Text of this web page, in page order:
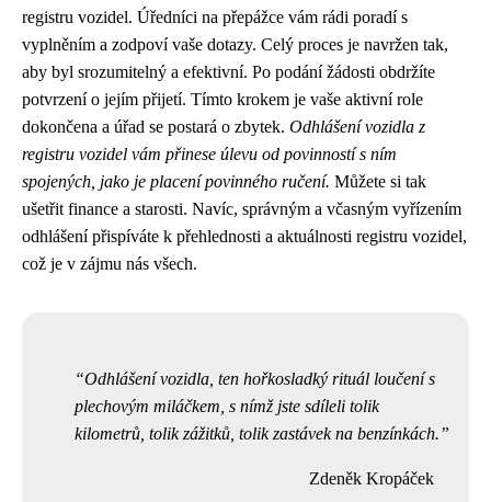
registru vozidel. Úředníci na přepážce vám rádi poradí s
vyplněním a zodpoví vaše dotazy. Celý proces je navržen tak,
aby byl srozumitelný a efektivní. Po podání žádosti obdržíte
potvrzení o jejím přijetí. Tímto krokem je vaše aktivní role
dokončena a úřad se postará o zbytek. Odhlášení vozidla z
registru vozidel vám přinese úlevu od povinností s ním
spojených, jako je placení povinného ručení. Můžete si tak
ušetřit finance a starosti. Navíc, správným a včasným vyřízením
odhlášení přispíváte k přehlednosti a aktuálnosti registru vozidel,
což je v zájmu nás všech.
Odhlášení vozidla, ten hořkosladký rituál loučení s
plechovým miláčkem, s nímž jste sdíleli tolik
kilometrů, tolik zážitků, tolik zastávek na benzínkách.
Zdeněk Kropáček